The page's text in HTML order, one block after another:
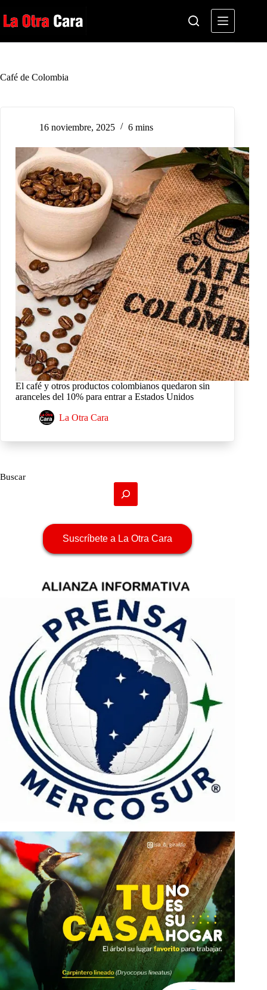
al
contenido
Café de Colombia
16 noviembre, 2025 6 mins
El café y otros productos colombianos quedaron sin
aranceles del 10% para entrar a Estados Unidos
La Otra Cara
Buscar
Suscríbete a La Otra Cara